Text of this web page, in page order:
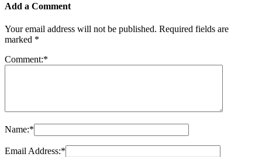
Add a Comment
Your email address will not be published. Required fields are
marked *
Comment:*
Name:*
Email Address:*